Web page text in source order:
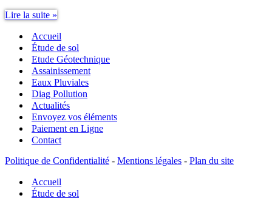
Lire la suite »
des
eaux
usées,
et
si
on
en
parlait ?
Accueil
Étude de sol
Etude Géotechnique
Assainissement
Eaux Pluviales
Diag Pollution
Actualités
Envoyez vos éléments
Paiement en Ligne
Contact
Politique de Confidentialité - Mentions légales - Plan du site
Accueil
Étude de sol